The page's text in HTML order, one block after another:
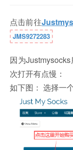
点击前往
JMS9272283
因为
次打开有点慢：
如下图： 选择一